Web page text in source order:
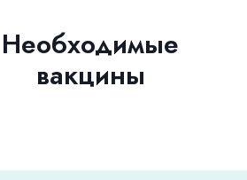
Необходимые
вакцины